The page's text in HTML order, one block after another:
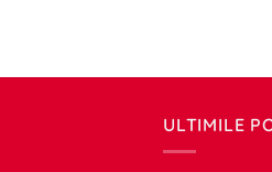
ULTIMILE